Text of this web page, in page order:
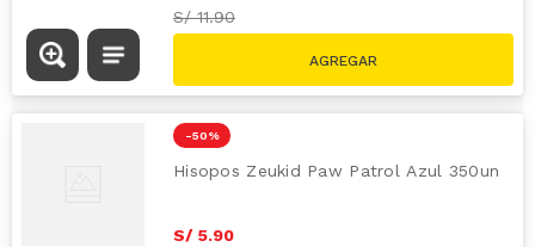
S/11.90
-50 %
Hisopos Zeukid Paw Patrol Azul 350un
S/ 5.90